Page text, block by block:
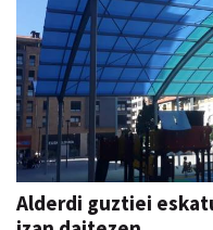
Alderdi guztiei